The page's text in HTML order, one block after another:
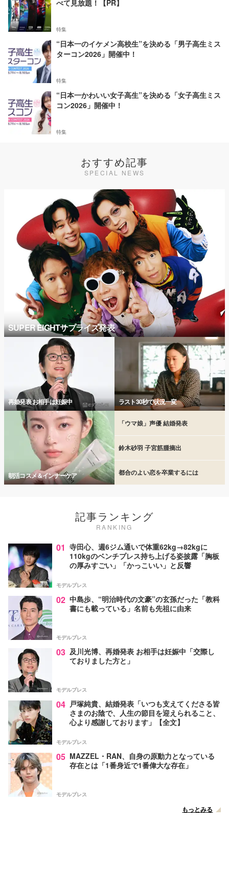
べて見放題！【PR】
特集
“日本一のイケメン高校生”を決める「男子高生ミス
ターコン2026」開催中！
特集
“日本一かわいい女子高生”を決める「女子高生ミス
コン2026」開催中！
特集
おすすめ記事
SPECIAL NEWS
SUPER EIGHTサプライズ発表
再婚発表 お相手は妊娠中 ラスト30秒で状況一変
朝活コスメ＆インナーケア
「ウマ娘」声優 結婚発表
鈴木砂羽 子宮筋腫摘出
都合のよい恋を卒業するには
記事ランキング
RANKING
01 寺田心、週6ジム通いで体重62kg→82kgに
110kgのベンチプレス持ち上げる姿披露「胸板
の厚みすごい」「かっこいい」と反響
モデルプレス
02 中島歩、“明治時代の文豪”の玄孫だった「教科
書にも載っている」名前も先祖に由来
モデルプレス
03 及川光博、再婚発表 お相手は妊娠中「交際し
ておりました方と」
モデルプレス
04 戸塚純貴、結婚発表「いつも支えてくださる皆
さまのお陰で、人生の節目を迎えられること、
心より感謝しております」【全文】
モデルプレス
05 MAZZEL・RAN、自身の原動力となっている
存在とは「1番身近で1番偉大な存在」
モデルプレス
もっとみる